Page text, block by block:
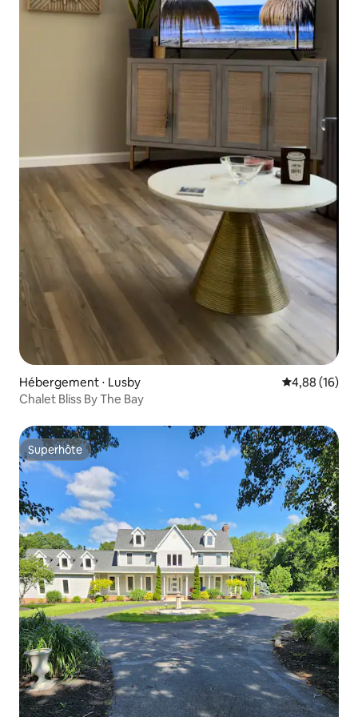
Hébergement ⋅ Lusby Évaluation
4,88 (16)
Chalet Bliss By The Bay
Superhôte
Superhôte